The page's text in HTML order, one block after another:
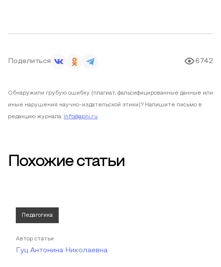
Поделиться 6742
Обнаружили грубую ошибку (плагиат, фальсифицированные данные или
иные нарушения научно-издательской этики)? Напишите письмо в
редакцию журнала: info@apni.ru
Похожие статьи
Педагогика
Автор статьи
Гуц Антонина Николаевна